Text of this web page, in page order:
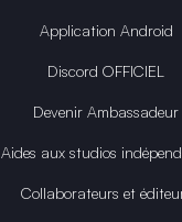
Application Android
Discord OFFICIEL
Devenir Ambassadeur
Aides aux studios
Collaborateurs et